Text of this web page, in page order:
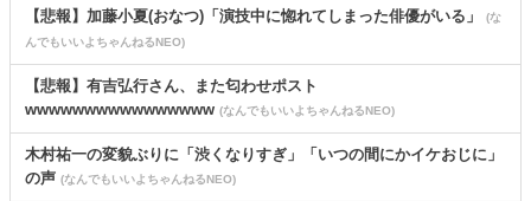
【悲報】加藤小夏(おなつ)「演技中に惚れてしまった俳優がいる」
(な
んでもいいよちゃんねるNEO)
【悲報】有吉弘行さん、また匂わせポスト
wwwwwwwwwwwwwwww (なんでもいいよちゃんねるNEO)
木村祐一の変貌ぶりに「渋くなりすぎ」「いつの間にかイケおじに」
の声 (なんでもいいよちゃんねるNEO)